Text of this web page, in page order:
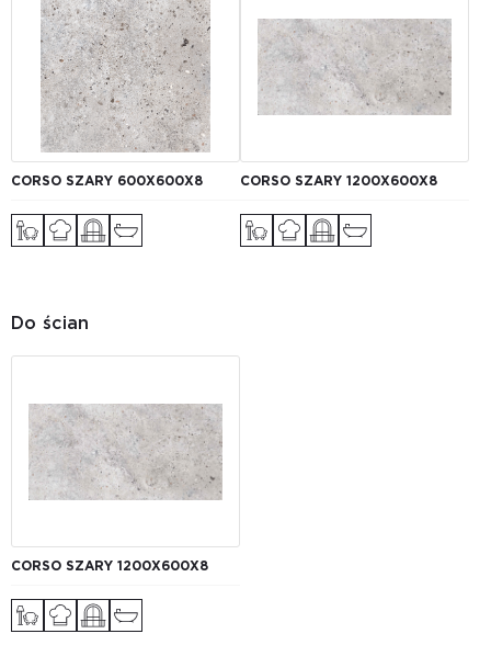
CORSO SZARY 600X600X8 CORSO SZARY 1200X600X8
Do ścian
CORSO SZARY 1200Х600Х8